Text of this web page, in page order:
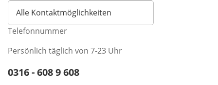
Alle Kontaktmöglichkeiten
Telefonnummer
Persönlich täglich von 7-23 Uhr
Telefonnummer:
0316 - 608 9 608